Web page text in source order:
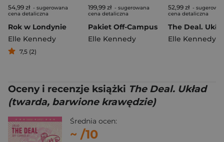
54,99 zł - sugerowana
cena detaliczna
Rok w Londynie
Elle Kennedy
7,5 (2)
199,99 zł - sugerowana
cena detaliczna
Pakiet Off-Campus
Elle Kennedy
52,99 zł -
cena detaliczna
Elle Kennedy
Oceny i recenzje książki The Deal. Układ
(twarda, barwione krawędzie)
Średnia ocen:
~ /10